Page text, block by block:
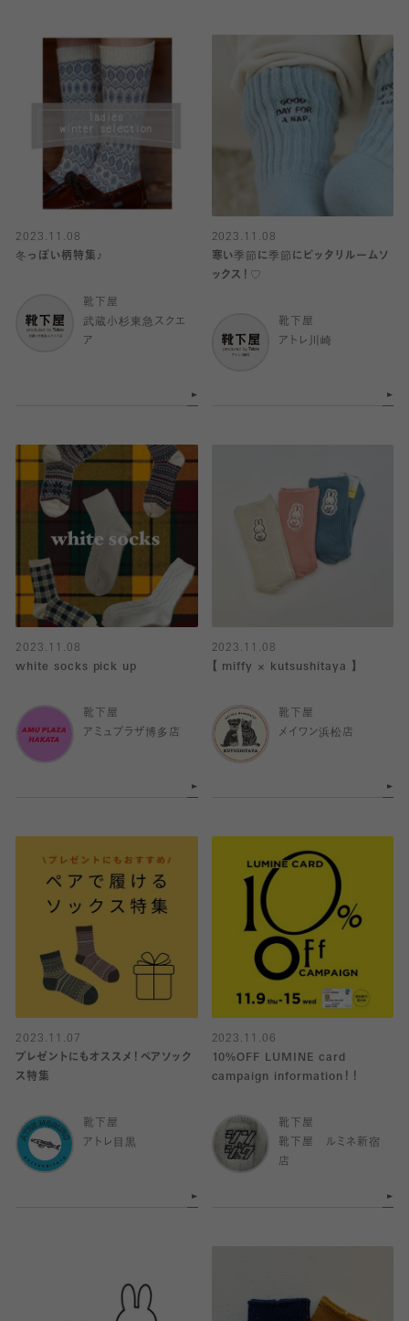
2023.11.08
冬っぽい柄特集♪
靴下屋
武蔵小杉東急スクエ
ア
2023.11.08
寒い季節に季節にピッタリルームソ
ックス！♡
靴下屋
アトレ川崎
2023.11.08
white socks pick up
靴下屋
アミュプラザ博多店
2023.11.08
【 miffy × kutsushitaya 】
靴下屋
メイワン浜松店
2023.11.07
プレゼントにもオススメ！ペアソック
ス特集
靴下屋
アトレ目黒
2023.11.06
10%OFF LUMINE card
campaign information！！
靴下屋
靴下屋 ルミネ新宿
店